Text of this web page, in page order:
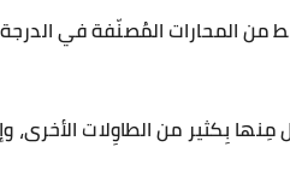
من المحارات المُصنّفة في الدرجة
بِكثير من الطاوِلات